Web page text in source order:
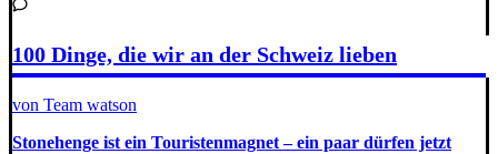
100 Dinge, die wir an der Schweiz lieben
von Team watson
Stonehenge ist ein Touristenmagnet – ein paar dürfen jetzt